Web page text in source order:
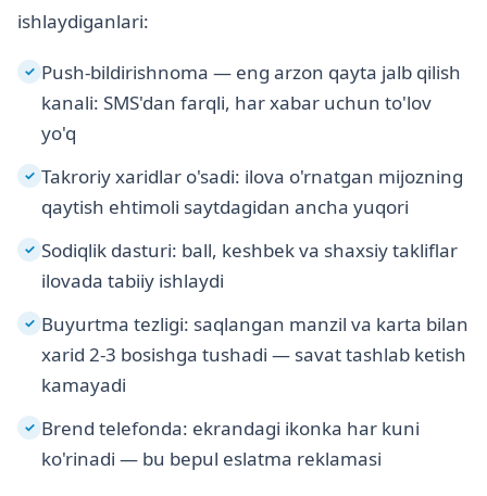
ishlaydiganlari:
✓ Push-bildirishnoma — eng arzon qayta jalb qilish
kanali: SMS'dan farqli, har xabar uchun to'lov
yo'q
✓ Takroriy xaridlar o'sadi: ilova o'rnatgan mijozning
qaytish ehtimoli saytdagidan ancha yuqori
✓ Sodiqlik dasturi: ball, keshbek va shaxsiy takliflar
ilovada tabiiy ishlaydi
✓ Buyurtma tezligi: saqlangan manzil va karta bilan
xarid 2-3 bosishga tushadi — savat tashlab ketish
kamayadi
✓ Brend telefonda: ekrandagi ikonka har kuni
ko'rinadi — bu bepul eslatma reklamasi